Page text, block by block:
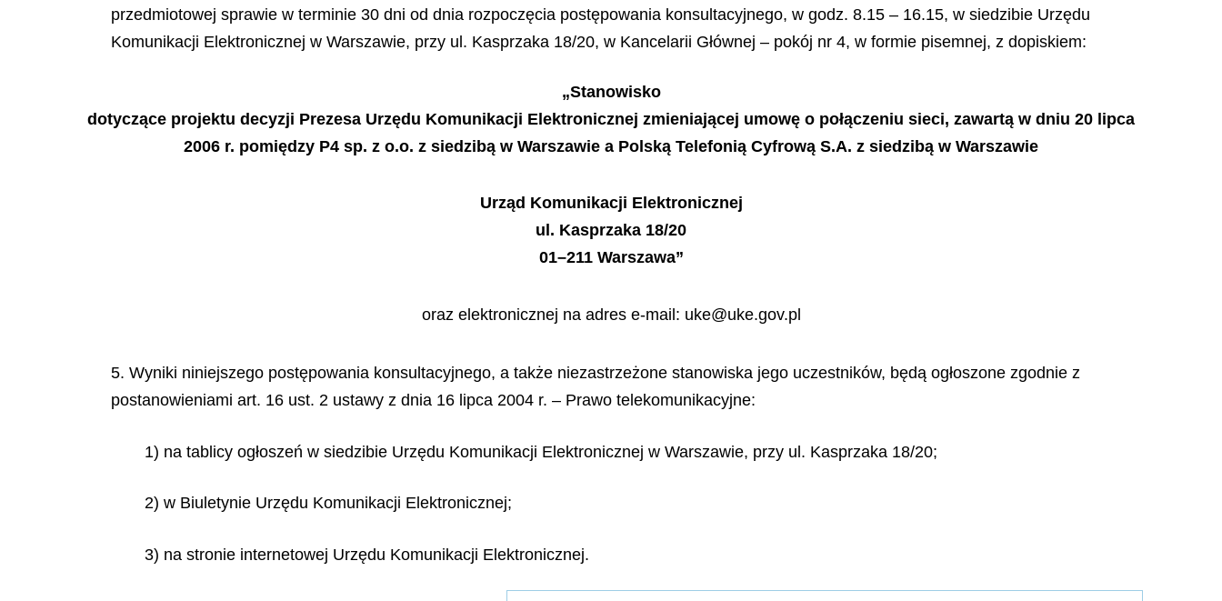
przedmiotowej sprawie w terminie 30 dni od dnia rozpoczęcia postępowania konsultacyjnego, w godz. 8.15 – 16.15, w siedzibie Urzędu
Komunikacji Elektronicznej w Warszawie, przy ul. Kasprzaka 18/20, w Kancelarii Głównej – pokój nr 4, w formie pisemnej, z dopiskiem:
„Stanowisko
dotyczące projektu decyzji Prezesa Urzędu Komunikacji Elektronicznej zmieniającej umowę o połączeniu sieci, zawartą w dniu 20 lipca
2006 r. pomiędzy P4 sp. z o.o. z siedzibą w Warszawie a Polską Telefonią Cyfrową S.A. z siedzibą w Warszawie
Urząd Komunikacji Elektronicznej
ul. Kasprzaka 18/20
01–211 Warszawa”
oraz elektronicznej na adres e-mail: uke@uke.gov.pl
5. Wyniki niniejszego postępowania konsultacyjnego, a także niezastrzeżone stanowiska jego uczestników, będą ogłoszone zgodnie z
postanowieniami art. 16 ust. 2 ustawy z dnia 16 lipca 2004 r. – Prawo telekomunikacyjne:
1) na tablicy ogłoszeń w siedzibie Urzędu Komunikacji Elektronicznej w Warszawie, przy ul. Kasprzaka 18/20;
2) w Biuletynie Urzędu Komunikacji Elektronicznej;
3) na stronie internetowej Urzędu Komunikacji Elektronicznej.